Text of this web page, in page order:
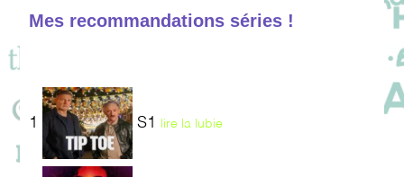
Mes recommandations séries !
1 S1 lire la lubie